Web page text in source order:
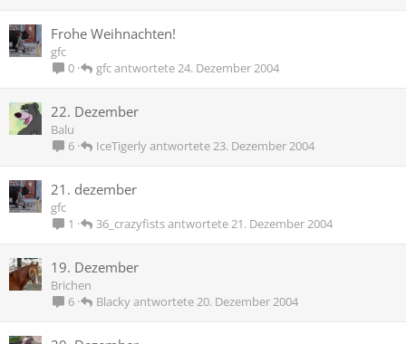
Frohe Weihnachten!
gfc
0
24. Dezember 2004
gfc
22. Dezember
Balu
6
23. Dezember 2004
IceTigerly
21. dezember
gfc
1
21. Dezember 2004
36_crazyfists
19. Dezember
Brichen
6
20. Dezember 2004
Blacky